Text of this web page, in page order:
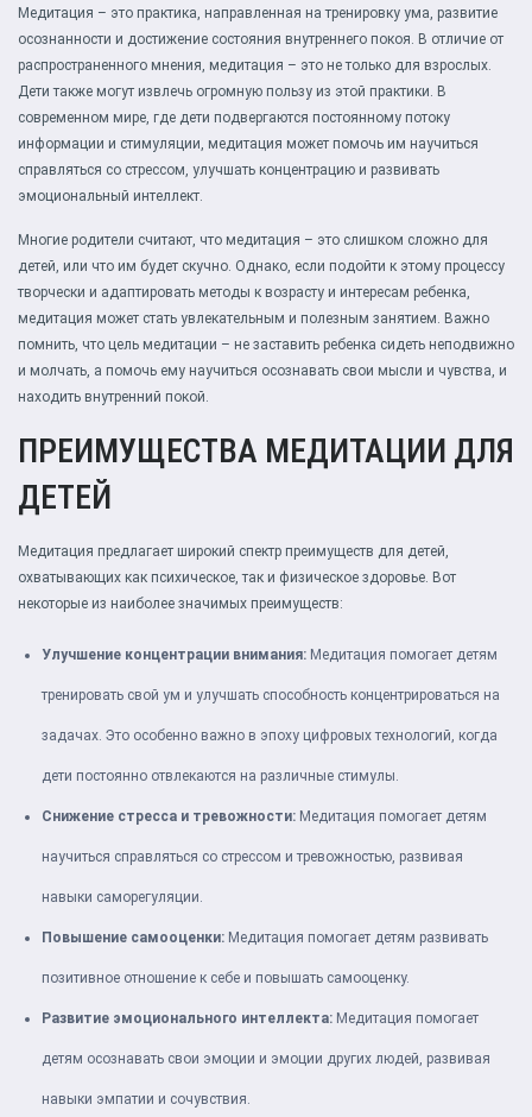
Медитация – это практика, направленная на тренировку ума, развитие
осознанности и достижение состояния внутреннего покоя. В отличие от
распространенного мнения, медитация – это не только для взрослых.
Дети также могут извлечь огромную пользу из этой практики. В
современном мире, где дети подвергаются постоянному потоку
информации и стимуляции, медитация может помочь им научиться
справляться со стрессом, улучшать концентрацию и развивать
эмоциональный интеллект.
Многие родители считают, что медитация – это слишком сложно для
детей, или что им будет скучно. Однако, если подойти к этому процессу
творчески и адаптировать методы к возрасту и интересам ребенка,
медитация может стать увлекательным и полезным занятием. Важно
помнить, что цель медитации – не заставить ребенка сидеть неподвижно
и молчать, а помочь ему научиться осознавать свои мысли и чувства, и
находить внутренний покой.
ПРЕИМУЩЕСТВА МЕДИТАЦИИ ДЛЯ
ДЕТЕЙ
Медитация предлагает широкий спектр преимуществ для детей,
охватывающих как психическое, так и физическое здоровье. Вот
некоторые из наиболее значимых преимуществ:
Улучшение концентрации внимания: Медитация помогает детям
тренировать свой ум и улучшать способность концентрироваться на
задачах. Это особенно важно в эпоху цифровых технологий, когда
дети постоянно отвлекаются на различные стимулы.
Снижение стресса и тревожности: Медитация помогает детям
научиться справляться со стрессом и тревожностью, развивая
навыки саморегуляции.
Повышение самооценки: Медитация помогает детям развивать
позитивное отношение к себе и повышать самооценку.
Развитие эмоционального интеллекта: Медитация помогает
детям осознавать свои эмоции и эмоции других людей, развивая
навыки эмпатии и сочувствия.